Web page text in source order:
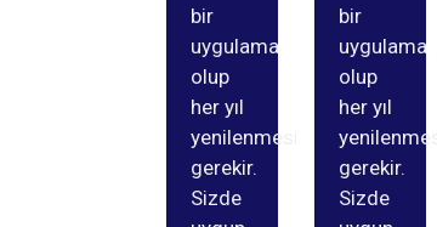
bir
uygulama
olup
her yıl
yenilenmesi
gerekir.
Sizde
bir
uygulama
olup
her yıl
yenilenmesi
gerekir.
Sizde